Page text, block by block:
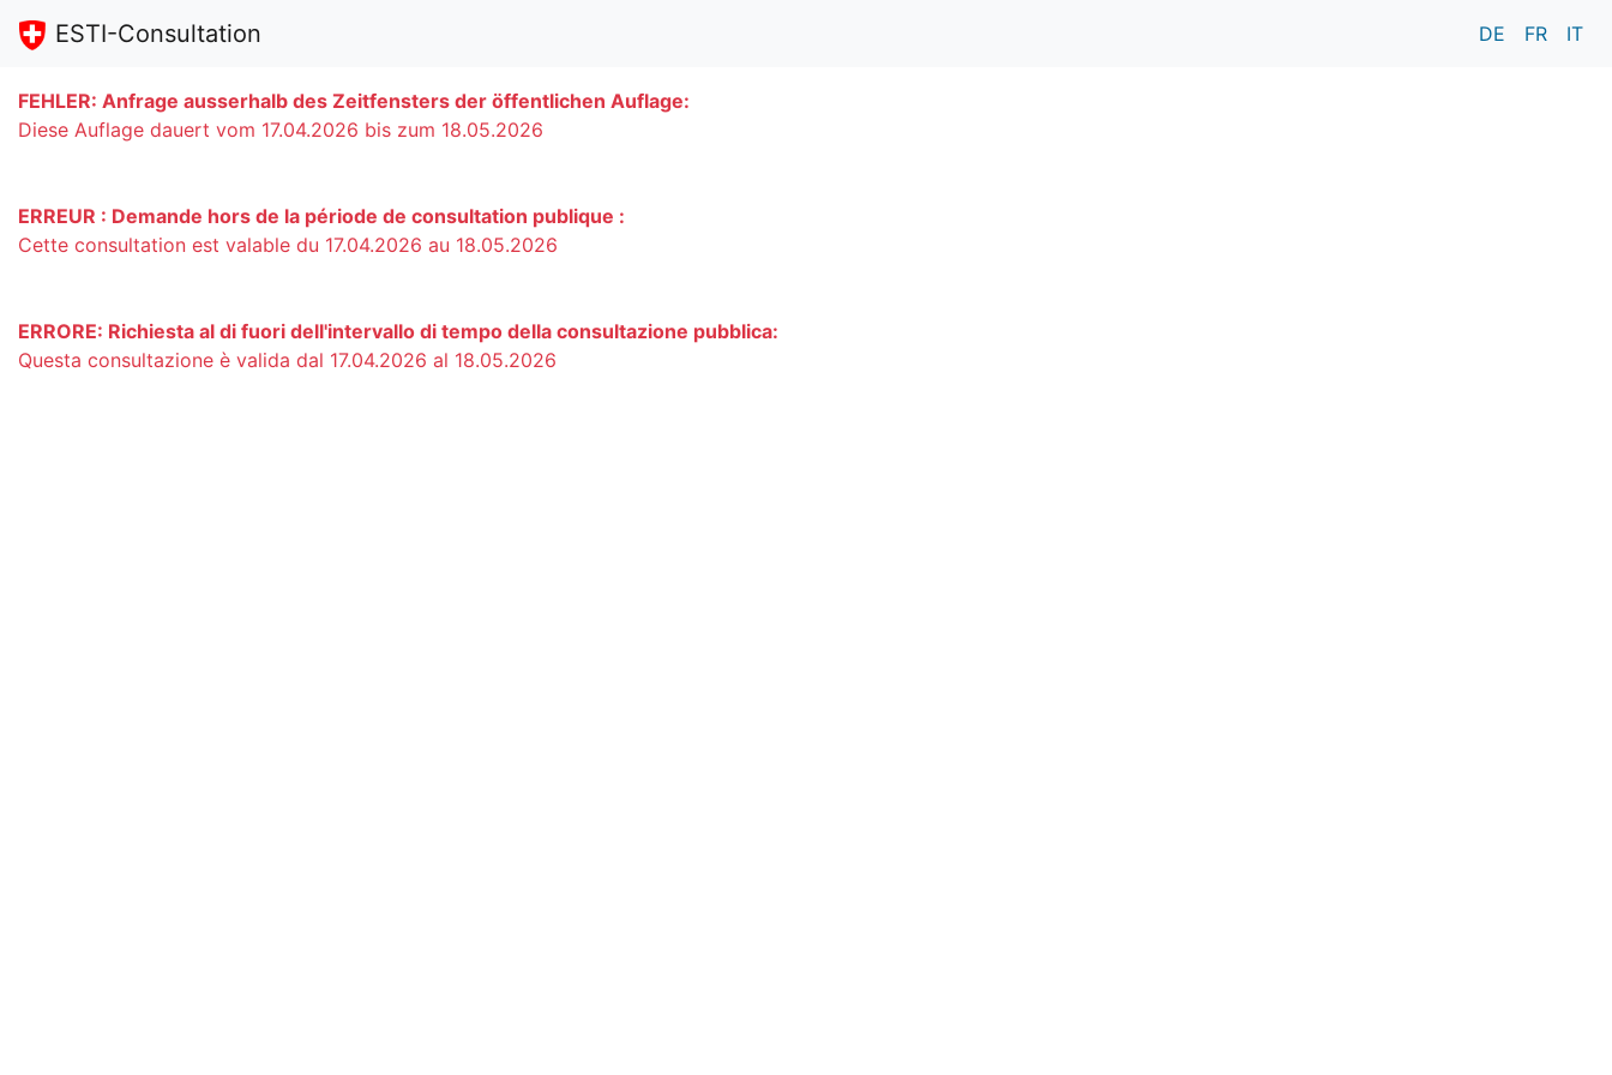
ESTI-Consultation DE FR IT
FEHLER: Anfrage ausserhalb des Zeitfensters der öffentlichen Auflage:
Diese Auflage dauert vom 17.04.2026 bis zum 18.05.2026
ERREUR : Demande hors de la période de consultation publique :
Cette consultation est valable du 17.04.2026 au 18.05.2026
ERRORE: Richiesta al di fuori dell'intervallo di tempo della consultazione pubblica:
Questa consultazione è valida dal 17.04.2026 al 18.05.2026